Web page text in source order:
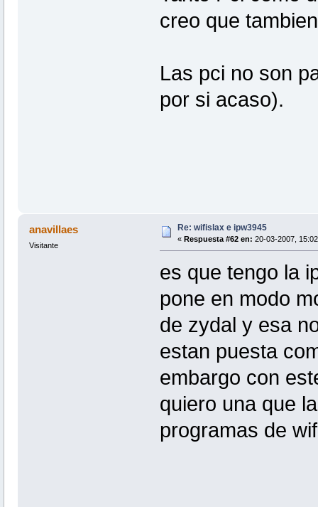
creo que
Las pci no son
por si acaso).
anavillaes
Visitante
Re: wifislax e ipw3945
« Respuesta #62 en: 20-03-2007,
es que tengo la
pone en modo
de zydal y esa
estan puesta
embargo con
quiero una que
programas de